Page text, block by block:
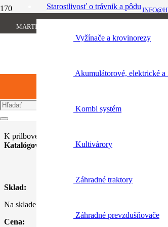
MARTINA RÁZUSA 1134/13, 010 01 ŽILINA
+421
Starostlivosť o trávnik a pôdu
Vyžínače a krovinorezy
Akumulátorové, elektrické a
Kombi systém
Kultivárory
Záhradné traktory
Záhradné prevzdušňovače
Úvod
Osobné ochranné vybavenie
Zátylková ochrana pred dažďom pre prilbu
Zátylková ochrana
Function BASIC
K prilbovej súprave Function BASIC. Vnutorne
Katalógové číslo:
0000 889 8004
Sklad:
Na sklade
Cena: